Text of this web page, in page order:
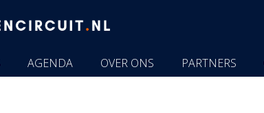
AGENDA OVER ONS PARTNERS